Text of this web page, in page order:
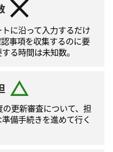
に沿って⼊⼒するだけ
事項を収集するのに要
る時間は未知数。
更新審査について、担
備手続きを進めて⾏く